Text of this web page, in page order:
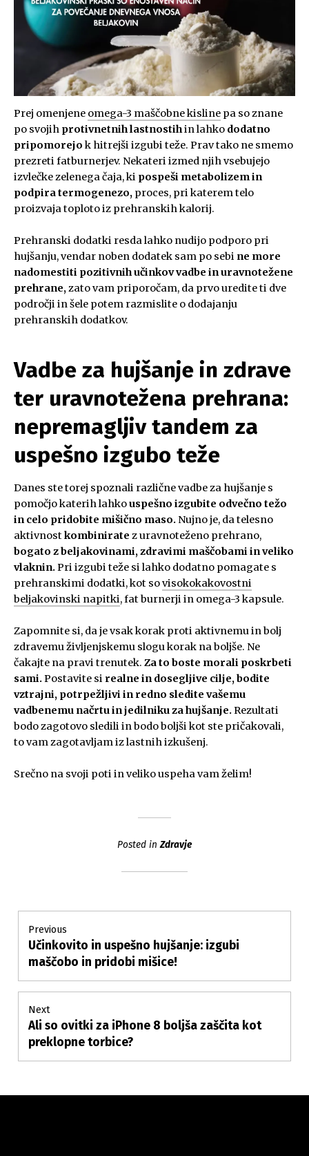
Prej omenjene omega-3 maščobne kisline pa so znane
po svojih protivnetnih lastnostihin lahko dodatno
pripomorejo k hitrejši izgubi teže. Prav tako ne smemo
prezreti fatburnerjev. Nekateri izmed njih vsebujejo
izvlečke zelenega čaja, ki pospeši metabolizem in
podpira termogenezo, proces, pri katerem telo
proizvaja toploto iz prehranskih kalorij.
Prehranski dodatki resda lahko nudijo podporo pri
hujšanju, vendar noben dodatek sam po sebi ne more
nadomestiti pozitivnih učinkov vadbe in uravnotežene
prehrane,zato vam priporočam, da prvo uredite ti dve
področji in šele potem razmislite o dodajanju
prehranskih dodatkov.
Vadbe za hujšanje in zdrave
ter uravnotežena prehrana:
nepremagljiv tandem za
uspešno izgubo teže
Danes ste torej spoznali različne vadbe za hujšanje s
pomočjo katerih lahkouspešno izgubite odvečno težo
in celo pridobite mišično maso. Nujno je, da telesno
aktivnostkombinirate z uravnoteženo prehrano,
bogato z beljakovinami, zdravimi maščobami in veliko
vlaknin.Pri izgubi teže si lahko dodatno pomagate s
prehranskimi dodatki, kot sovisokokakovostni
beljakovinski napitki, fat burnerji in omega-3 kapsule.
Zapomnite si, da je vsak korak proti aktivnemu in bolj
zdravemu življenjskemu slogu korak na boljše. Ne
čakajte na pravi trenutek.Za to boste morali poskrbeti
sami.Postavite si realne in dosegljive cilje, bodite
vztrajni, potrpežljivi in redno sledite vašemu
vadbenemu načrtu in jedilniku za hujšanje.Rezultati
bodo zagotovo sledili in bodo boljši kot ste pričakovali,
to vam zagotavljam iz lastnih izkušenj.
Srečno na svoji poti in veliko uspeha vam želim!
Posted inZdravje
Post
navigation
Previous
Previous
post:
Učinkovito in uspešno hujšanje: izgubi
maščobo in pridobi mišice!
Next
Next
post:
Ali so ovitki za iPhone 8 boljša zaščita kot
preklopne torbice?